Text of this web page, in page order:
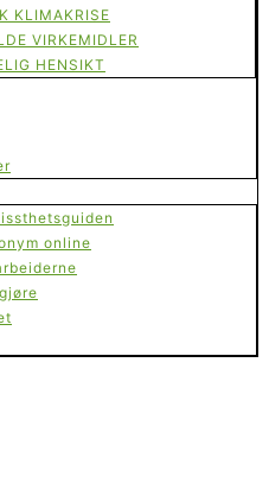
KLIMAKRISE
VIRKEMIDLER
HENSIKT
online